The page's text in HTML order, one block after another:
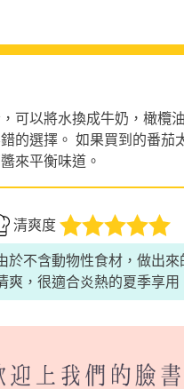
可以將水換成牛奶，橄欖
的選擇。 如果買到的番茄
來平衡味道。
清爽度
於不含動物性食材，做出來
爽，很適合炎熱的夏季享用